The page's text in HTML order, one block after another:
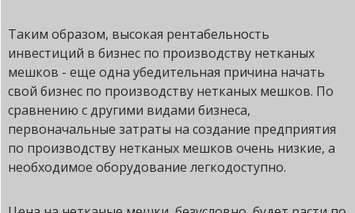
Таким образом, высокая рентабельность
инвестиций в бизнес по производству нетканых
мешков - еще одна убедительная причина начать
свой бизнес по производству нетканых мешков. По
сравнению с другими видами бизнеса,
первоначальные затраты на создание предприятия
по производству нетканых мешков очень низкие, а
необходимое оборудование легкодоступно.